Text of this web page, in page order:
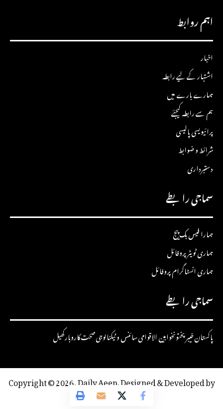
اہم روابط
اخبار
اشتہار کے لیے رابطہ
ہمارے بارے میں
ہم سے رابطہ کیجئے
پرائیویسی پالیسی
شرائط و ضوابط
دستبرداری
سماجی رابطے
ہمارا فیس بک پیج
ہماری ٹویٹر پروفائل
ہماری انسٹاگرام پروفائل
سماجی رابطے
پاکستانخیبرپختونخوابین الاقوامیسائنس و ٹیکنالوجیصحتکاروبارکھیل
Copyright © 2026, Daily Aeen. Designed & Developed by
Pixel Pro